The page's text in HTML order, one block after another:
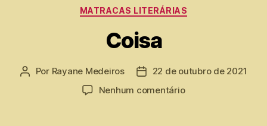
MATRACAS LITERÁRIAS
Coisa
Por Rayane Medeiros
22 de outubro de 2021
Nenhum comentário